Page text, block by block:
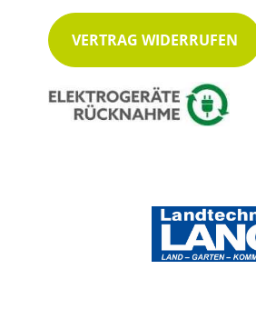
VERTRAG WIDERRUFEN